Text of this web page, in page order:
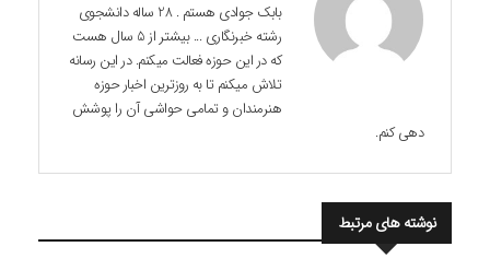
بابک جوادی هستم . 28 ساله دانشجوی
رشته خبرنگاری ... بیشتر از 5 سال هست
که در این حوزه فعالت میکنم. در این رسانه
تلاش میکنم تا به روزترین اخبار حوزه
هنرمندان و تمامی حواشی آن را پوشش
دهی کنم.
نوشته های مرتبط